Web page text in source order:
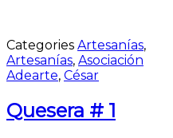
Categories Artesanías,
Artesanías, Asociación
Adearte, César
Quesera # 1